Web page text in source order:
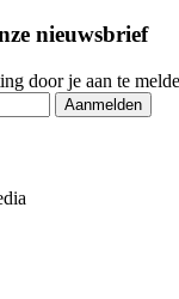
nieuwsbrief
door je aan te
Aanmelden